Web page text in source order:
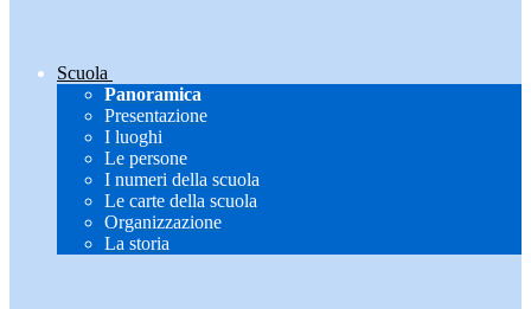
Scuola
Panoramica
Presentazione
I luoghi
Le persone
I numeri della scuola
Le carte della scuola
Organizzazione
La storia